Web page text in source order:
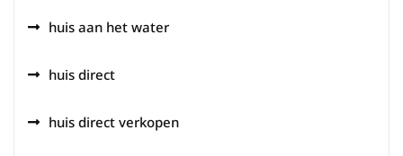
huis aan het water
huis direct
huis direct verkopen